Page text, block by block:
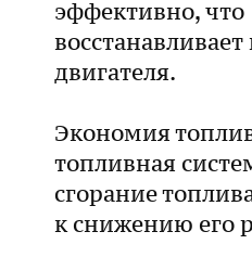
эффективно, что
двигателя.
Экономия
топливная
сгорание
к снижению его